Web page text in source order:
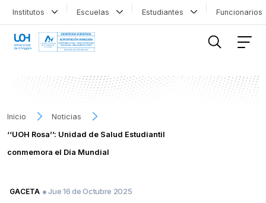
Institutos Escuelas Estudiantes
Inicio
Noticias
‘‘UOH Rosa’’: Unidad de Salud Estudiantil
conmemora el Día Mundial
GACETA ● Jue 16 de Octubre 2025